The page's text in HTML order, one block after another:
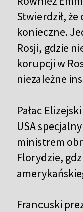
Stwierdził,
konieczne.
Rosji, gdzie
korupcji w
niezależne
Pałac
USA
ministrem
Florydzie,
Francuski